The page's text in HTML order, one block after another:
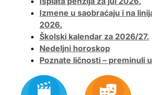
Izmene u saobraćaju i na
2026.
Školski kalendar za 2026/27.
Nedeljni horoskop
Poznate ličnosti – preminuli